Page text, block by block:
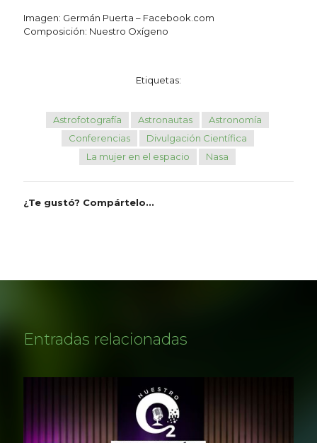
Imagen: Germán Puerta – Facebook.com
Composición: Nuestro Oxígeno
Etiquetas:
Astrofotografía Astronautas
Astronomía
Conferencias
Divulgación Científica
La mujer en el espacio
Nasa
¿Te gustó? Compártelo...
Entradas relacionadas